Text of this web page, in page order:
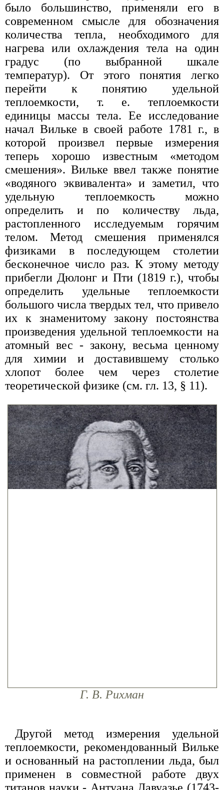
было большинство, применяли его в
современном смысле для обозначения
количества тепла, необходимого для
нагрева или охлаждения тела на один
градус (по выбранной шкале
температур). От этого понятия легко
перейти к понятию удельной
теплоемкости, т. е. теплоемкости
единицы массы тела. Ее исследование
начал Вильке в своей работе 1781 г., в
которой произвел первые измерения
теперь хорошо известным «методом
смешения». Вильке ввел также понятие
«водяного эквивалента» и заметил, что
удельную теплоемкость можно
определить и по количеству льда,
растопленного исследуемым горячим
телом. Метод смешения применялся
физиками в последующем столетии
бесконечное число раз. К этому методу
прибегли Дюлонг и Пти (1819 г.), чтобы
определить удельные теплоемкости
большого числа твердых тел, что привело
их к знаменитому закону постоянства
произведения удельной теплоемкости на
атомный вес - закону, весьма ценному
для химии и доставившему столько
хлопот более чем через столетие
теоретической физике (см. гл. 13, § 11).
Г. В. Рихман
Другой метод измерения удельной
теплоемкости, рекомендованный Вильке
и основанный на растоплении льда, был
применен в совместной работе двух
титанов науки - Антуана Лавуазье (1743-